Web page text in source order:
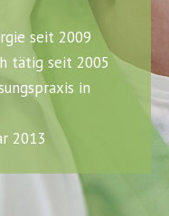
seit 2009
tätig seit 2005
in
2013